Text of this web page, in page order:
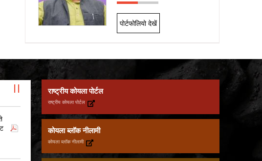
पोर्टफोलियो देखें
राष्ट्रीय कोयला पोर्टल
राष्ट्रीय कोयला पोर्टल
कोयला ब्लॉक नीलामी
कोयला ब्लॉक नीलामी